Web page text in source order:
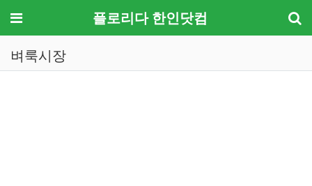
메뉴 플로리다 한인닷컴
벼룩시장